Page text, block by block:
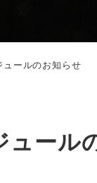
ュールのお知らせ
ュール